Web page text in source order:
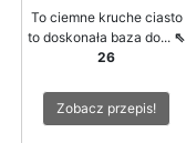
To ciemne kruche ciasto
to doskonała baza do... ⇖
26
Zobacz przepis!